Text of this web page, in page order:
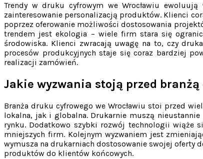
Trendy w druku cyfrowym we Wrocławiu
zainteresowanie personalizacją produktów. Klienci
poprzez oferowanie możliwości dostosowania
trendem jest ekologia – wiele firm stara się
środowiska. Klienci zwracają uwagę na to, czy
procesów produkcyjnych staje się coraz bardziej
realizacji zamówień.
Jakie wyzwania stoją przed
Branża druku cyfrowego we Wrocławiu stoi przed
lokalna, jak i globalna. Drukarnie muszą
rynku. Dodatkowo szybki rozwój technologii wiąże
mniejszych firm. Kolejnym wyzwaniem jest
wymusza na drukarniach dostosowanie swojej oferty
produktów do klientów końcowych.